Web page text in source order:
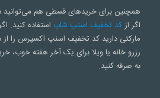
همچنین برای خریدهای قسطی هم می‌توانید
اگر ازکد تخفیف اسنپ شاپ استفاده کنید.
مارکتی دارید کد تخفیف اسنپ اکسپرس را
رزرو خانه یا ویلا برای یک آخر هفته خوب،
به صرفه کنید.